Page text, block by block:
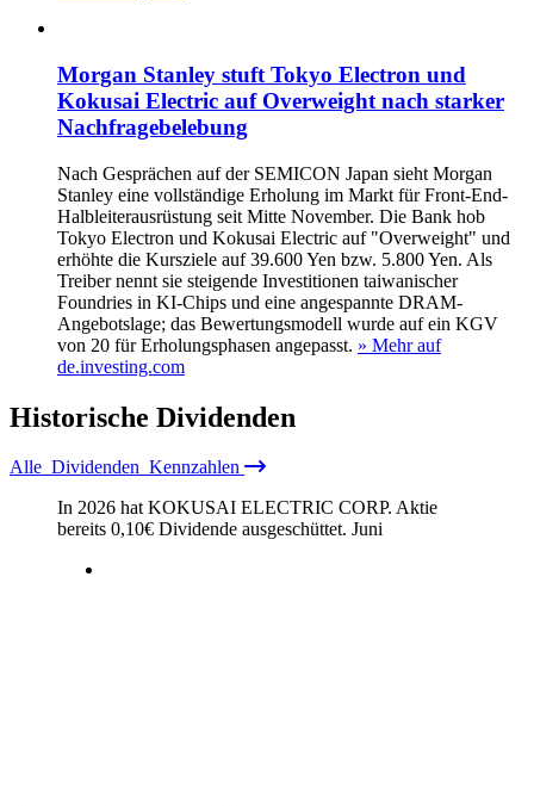
Morgan Stanley stuft Tokyo Electron und
Kokusai Electric auf Overweight nach starker
Nachfragebelebung
Nach Gesprächen auf der SEMICON Japan sieht Morgan
Stanley eine vollständige Erholung im Markt für Front-End-
Halbleiterausrüstung seit Mitte November. Die Bank hob
Tokyo Electron und Kokusai Electric auf "Overweight" und
erhöhte die Kursziele auf 39.600 Yen bzw. 5.800 Yen. Als
Treiber nennt sie steigende Investitionen taiwanischer
Foundries in KI-Chips und eine angespannte DRAM-
Angebotslage; das Bewertungsmodell wurde auf ein KGV
von 20 für Erholungsphasen angepasst. » Mehr auf
de.investing.com
Historische Dividenden
Alle Dividenden Kennzahlen
In 2026 hat KOKUSAI ELECTRIC CORP. Aktie
bereits 0,10€ Dividende ausgeschüttet. Juni